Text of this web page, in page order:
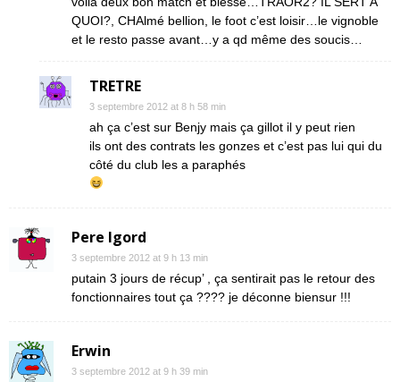
QUOI?, CHAlmé bellion, le foot c’est loisir…le vignoble
et le resto passe avant…y a qd même des soucis…
TRETRE
3 septembre 2012 at 8 h 58 min
ah ça c’est sur Benjy mais ça gillot il y peut rien
ils ont des contrats les gonzes et c’est pas lui qui du
côté du club les a paraphés
Pere Igord
3 septembre 2012 at 9 h 13 min
putain 3 jours de récup’ , ça sentirait pas le retour des
fonctionnaires tout ça ???? je déconne biensur !!!
Erwin
3 septembre 2012 at 9 h 39 min